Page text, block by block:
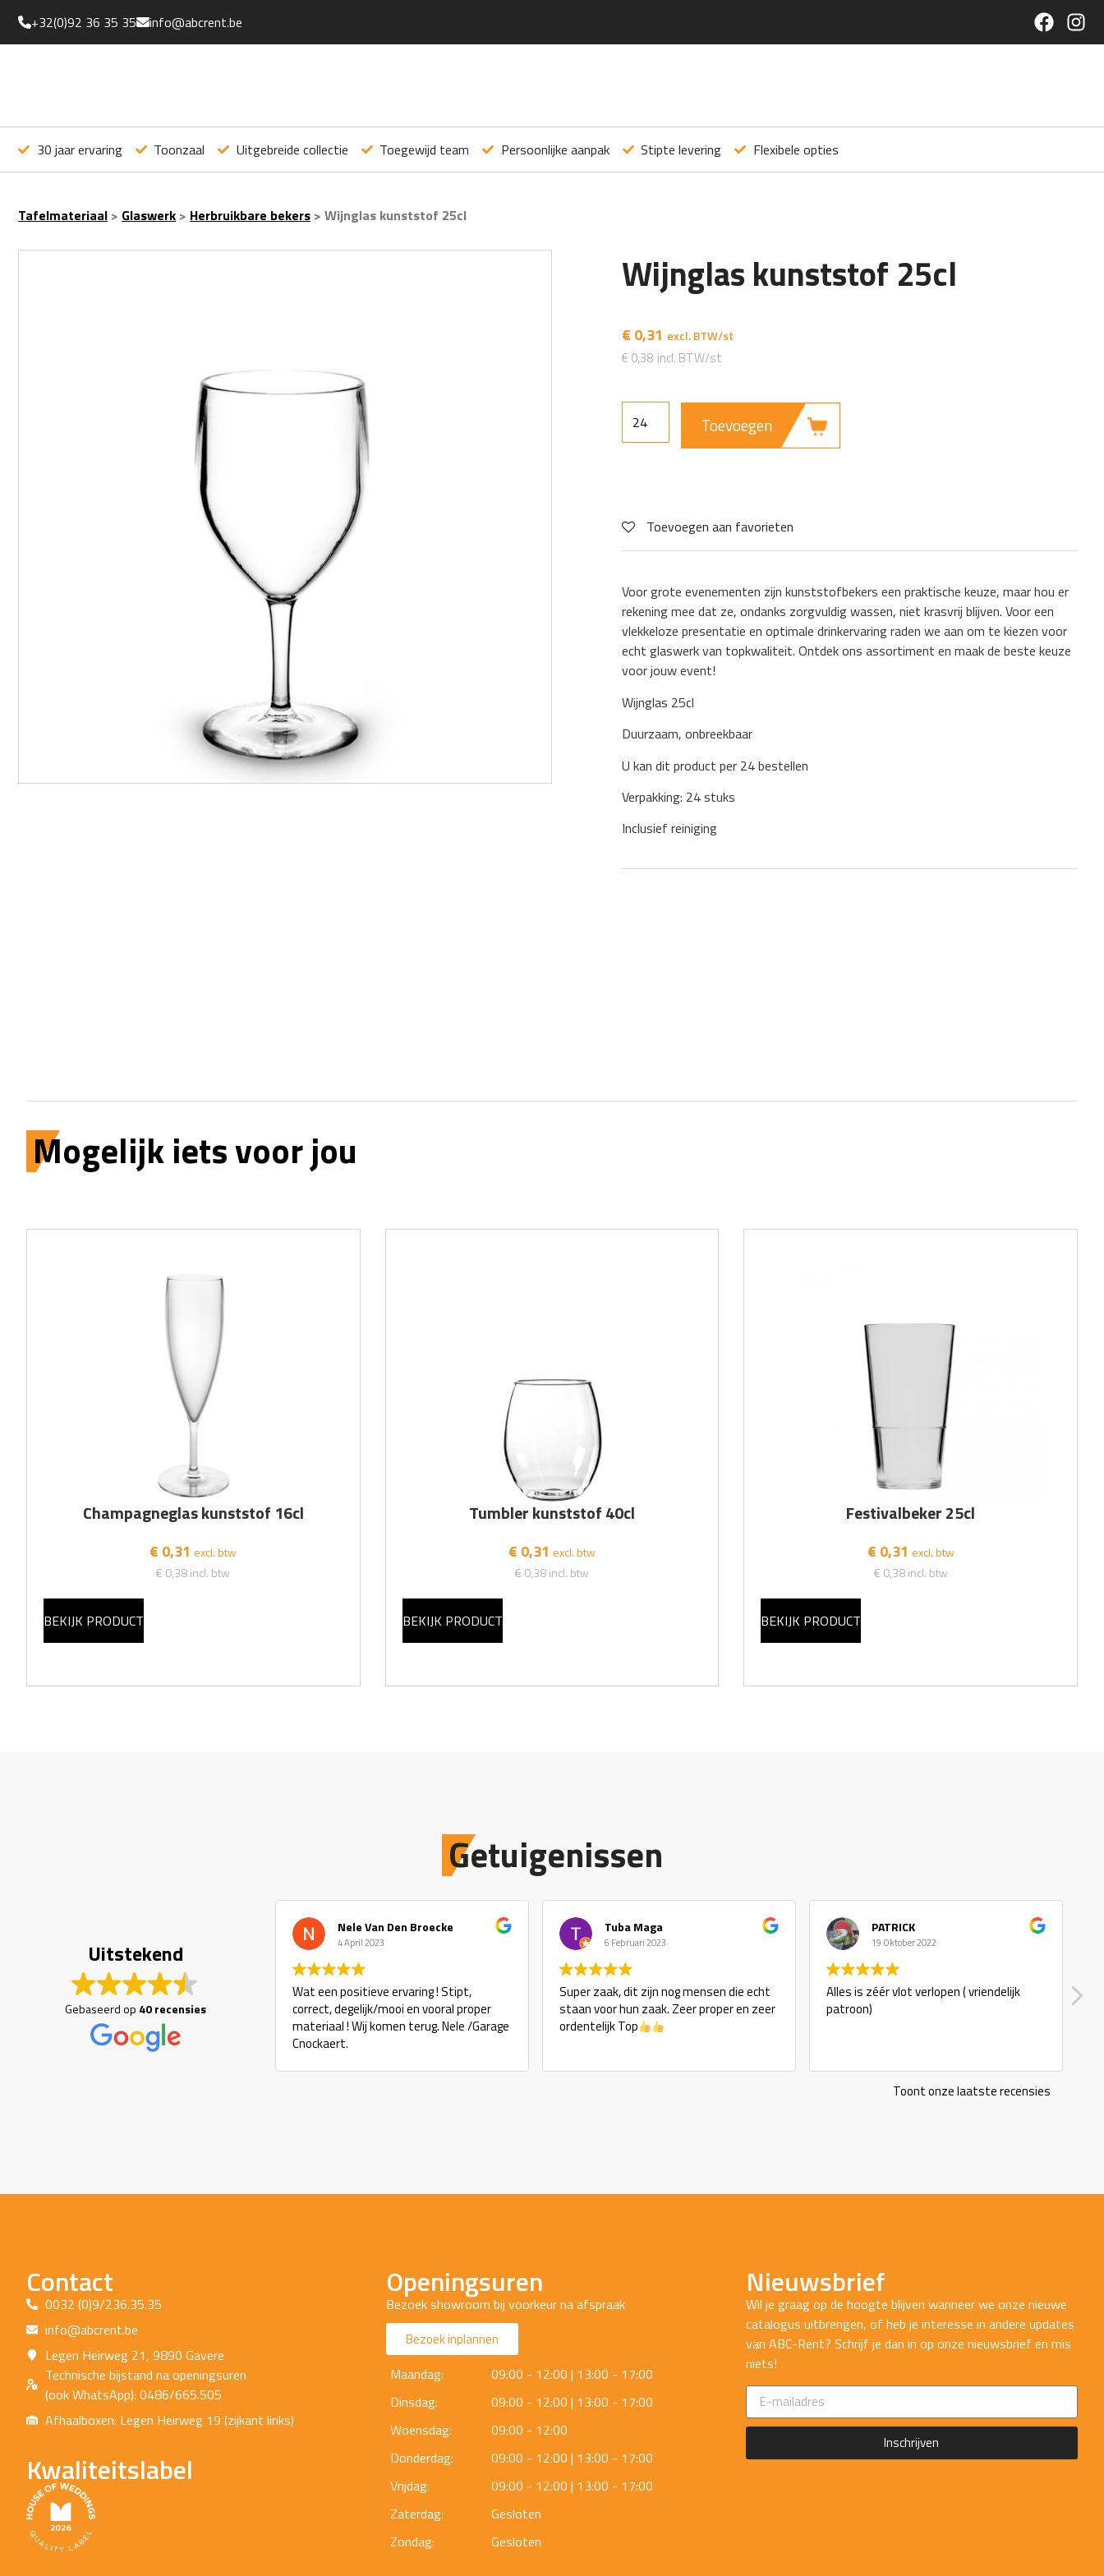
+32(0)92 36 35 35 info@abcrent.be
30 jaar ervaring Toonzaal Uitgebreide collectie Toegewijd team Persoonlijke aanpak Stipte levering Flexibele opties
Tafelmateriaal > Glaswerk > Herbruikbare bekers > Wijnglas kunststof 25cl
Wijnglas kunststof 25cl
€ 0,31
€ 0,38
Toevoegen
Toevoegen aan favorieten
Voor grote evenementen zijn kunststofbekers een praktische keuze, maar hou er
rekening mee dat ze, ondanks zorgvuldig wassen, niet krasvrij blijven. Voor een
vlekkeloze presentatie en optimale drinkervaring raden we aan om te kiezen voor
echt glaswerk van topkwaliteit. Ontdek ons assortiment en maak de beste keuze
voor jouw event!
Wijnglas 25cl
Duurzaam, onbreekbaar
U kan dit product per 24 bestellen
Verpakking: 24 stuks
Inclusief reiniging
Mogelijk iets voor jou
Champagneglas kunststof 16cl
€ 0,31 excl. btw
€ 0,38incl. btw
BEKIJK PRODUCT
Tumbler kunststof 40cl
€ 0,31 excl. btw
€ 0,38incl. btw
BEKIJK PRODUCT
Festivalbeker 25cl
€ 0,31 excl. btw
€ 0,38incl. btw
BEKIJK PRODUCT
Getuigenissen
Uitstekend
Gebaseerd op 40 recensies
Nele Van Den Broecke
4 April 2023
Wat een positieve ervaring ! Stipt,
correct, degelijk/mooi en vooral proper
materiaal ! Wij komen terug. Nele /Garage
Cnockaert.
Tuba Maga
6 Februari 2023
Super zaak, dit zijn nog mensen die echt
staan voor hun zaak. Zeer proper en zeer
ordentelijk Top
PATRICK
19 Oktober 2022
Alles is zéér vlot verlopen ( vriendelijk
patroon)
Toont onze laatste recensies
Contact
0032 (0)9/236.35.35
info@abcrent.be
Legen Heirweg 21, 9890 Gavere
Technische bijstand na openingsuren
(ook WhatsApp): 0486/665.505
Afhaalboxen: Legen Heirweg 19 (zijkant links)
Kwaliteitslabel
Openingsuren
Bezoek showroom bij voorkeur na afspraak
Bezoek inplannen
Maandag:
09:00 - 12:00 | 13:00 - 17:00
Dinsdag:
09:00 - 12:00 | 13:00 - 17:00
Woensdag:
09:00 - 12:00
Donderdag:
09:00 - 12:00 | 13:00 - 17:00
Vrijdag:
09:00 - 12:00 | 13:00 - 17:00
Zaterdag:
Gesloten
Zondag:
Gesloten
Nieuwsbrief
Wil je graag op de hoogte blijven wanneer we onze nieuwe
catalogus uitbrengen, of heb je interesse in andere updates
van ABC-Rent? Schrijf je dan in op onze nieuwsbrief en mis
niets!
Inschrijven